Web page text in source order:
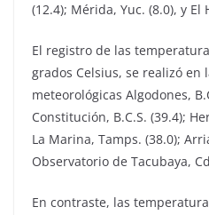
(12.4); Mérida, Yuc. (8.0), y El
El registro de las
grados Celsius, se realizó en
meteorológicas Algodones,
Constitución, B.C.S. (39.4);
La Marina, Tamps. (38.0);
Observatorio de Tacubaya,
En contraste, las